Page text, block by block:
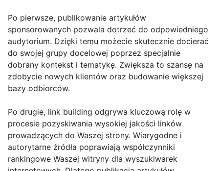
Po pierwsze, publikowanie artykułów
sponsorowanych pozwala dotrzeć do odpowiedniego
audytorium. Dzięki temu możecie skutecznie docierać
do swojej grupy docelowej poprzez specjalnie
dobrany kontekst i tematykę. Zwiększa to szansę na
zdobycie nowych klientów oraz budowanie większej
bazy odbiorców.
Po drugie, link building odgrywa kluczową rolę w
procesie pozyskiwania wysokiej jakości linków
prowadzących do Waszej strony. Wiarygodne i
autorytarne źródła poprawiają współczynniki
rankingowe Waszej witryny dla wyszukiwarek